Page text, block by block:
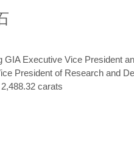
GIA Executive Vice President
President of Research and
carats